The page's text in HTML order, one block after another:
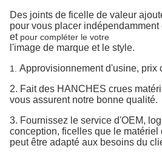
Des joints de ficelle de valeur
pour vous placer
etpour compléter le votre
l'image de marque et le style.
1. Approvisionnement d'usine, prix
2. Fait des HANCHES crues
vous assurent notre bonne qualité.
3. Fournissez le service d'OEM,
conception, ficelles que le matériel
peut être adapté aux besoins du